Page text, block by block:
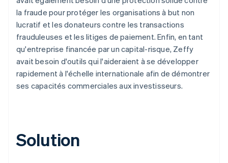
la fraude pour protéger les organisations à but non
lucratif et les donateurs contre les transactions
frauduleuses et les litiges de paiement. Enfin, en tant
qu'entreprise financée par un capital-risque, Zeffy
avait besoin d'outils qui l'aideraient à se développer
rapidement à l'échelle internationale afin de démontrer
ses capacités commerciales aux investisseurs.
Solution